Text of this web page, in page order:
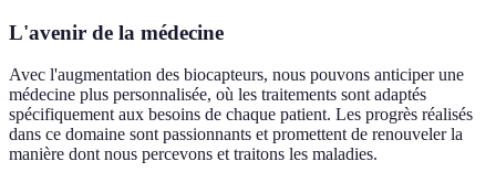
L'avenir de la médecine
Avec l'augmentation des biocapteurs, nous pouvons anticiper une
médecine plus personnalisée, où les traitements sont adaptés
spécifiquement aux besoins de chaque patient. Les progrès réalisés
dans ce domaine sont passionnants et promettent de renouveler la
manière dont nous percevons et traitons les maladies.